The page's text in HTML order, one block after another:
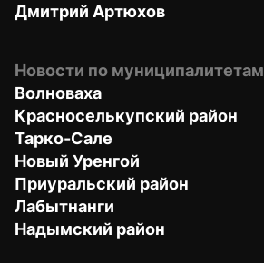
Дмитрий Артюхов
Новости по муниципалитетам
Волноваха
Красноселькупский район
Тарко-Сале
Новый Уренгой
Приуральский район
Лабытнанги
Надымский район